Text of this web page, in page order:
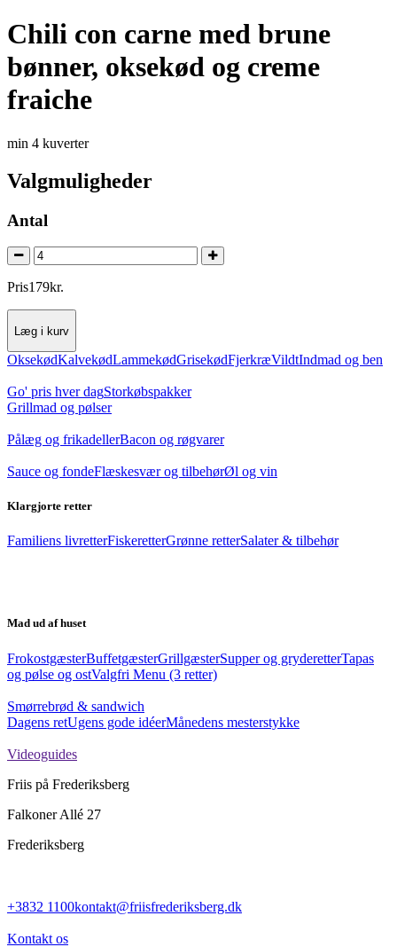
Chili con carne med brune
bønner, oksekød og creme
fraiche
min 4 kuverter
Valgmuligheder
Antal
Pris179kr.
Læg i kurv
OksekødKalvekødLammekødGrisekødFjerkræVildtIndmad og ben
Go' pris hver dagStorkøbspakker
Grillmad og pølser
Pålæg og frikadellerBacon og røgvarer
Sauce og fondeFlæskesvær og tilbehørØl og vin
Klargjorte retter
Familiens livretterFiskeretterGrønne retterSalater & tilbehør
Mad ud af huset
FrokostgæsterBuffetgæsterGrillgæsterSupper og gryderetterTapas
og pølse og ostValgfri Menu (3 retter)
Smørrebrød & sandwich
Dagens retUgens gode idéerMånedens mesterstykke
Videoguides
Friis på Frederiksberg
Falkoner Allé 27
Frederiksberg
+3832 1100kontakt@friisfrederiksberg.dk
Kontakt os